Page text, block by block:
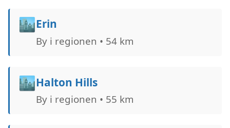
🏙️Erin
By i regionen • 54 km
🏙️Halton Hills
By i regionen • 55 km